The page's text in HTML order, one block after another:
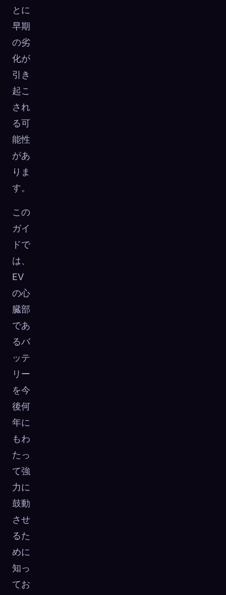
とに
早期
の劣
化が
引き
起こ
され
る可
能性
があ
りま
す。
この
ガイ
ドで
は、
EV
の心
臓部
であ
るバ
ッテ
リー
を今
後何
年に
もわ
たっ
て強
力に
鼓動
させ
るた
めに
知っ
てお